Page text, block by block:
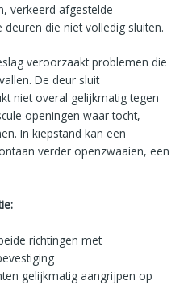
verkeerd afgestelde
die niet volledig sluiten.
veroorzaakt problemen die
De deur sluit
niet overal gelijkmatig tegen
openingen waar tocht,
In kiepstand kan een
verder openzwaaien, een
richtingen met
gelijkmatig aangrijpen op